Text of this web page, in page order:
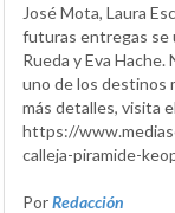
José Mota, Laura
futuras entregas se
Rueda y Eva
uno de los destinos
más detalles, visita
https://
calleja-piramide-
PorRedacción